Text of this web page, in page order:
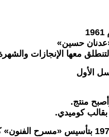
حسين»
معها الإنجازات والشهرة
الأول
منتج.
بقالب كوميدي.
وهو أحد مؤسسي «فرقة المسرح العربي» عام 1961 و«فرقة المسرح الوطني» عام